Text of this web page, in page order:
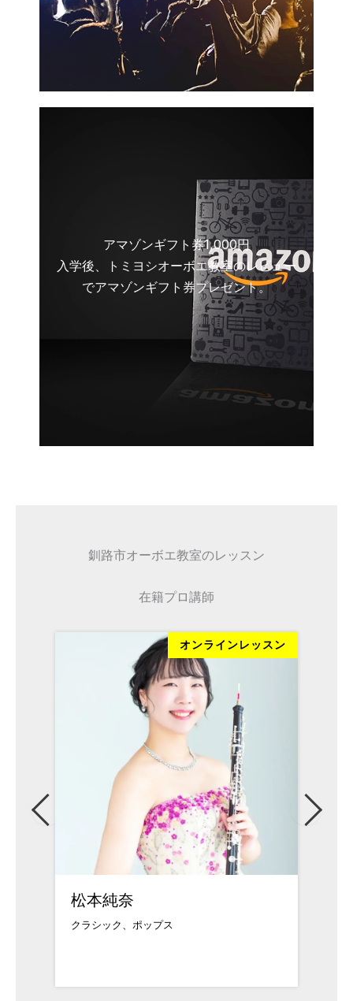
アマゾンギフト券1,000円
入学後、トミヨシオーボエ教室のレビュー
でアマゾンギフト券プレゼント。
釧路市オーボエ教室のレッスン
在籍プロ講師
オンラインレッスン
松本純奈
クラシック、ポップス